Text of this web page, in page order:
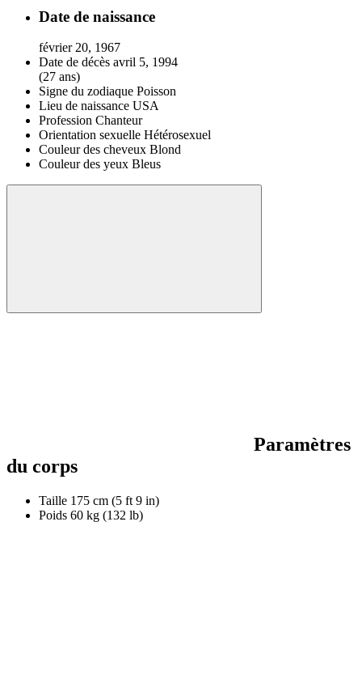
Date de naissance
février 20, 1967
Date de décès avril 5, 1994
(27 ans)
Signe du zodiaque Poisson
Lieu de naissance USA
Profession Chanteur
Orientation sexuelle Hétérosexuel
Couleur des cheveux Blond
Couleur des yeux Bleus
Paramètres
du corps
Taille 175 cm (5 ft 9 in)
Poids 60 kg (132 lb)